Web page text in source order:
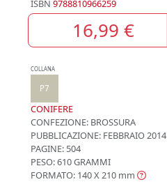
ISBN 9788810966259
16,99 €
COLLANA
P7
CONIFERE
CONFEZIONE: BROSSURA
PUBBLICAZIONE: FEBBRAIO 2014
PAGINE: 504
PESO: 610 GRAMMI
FORMATO: 140 X 210 mm